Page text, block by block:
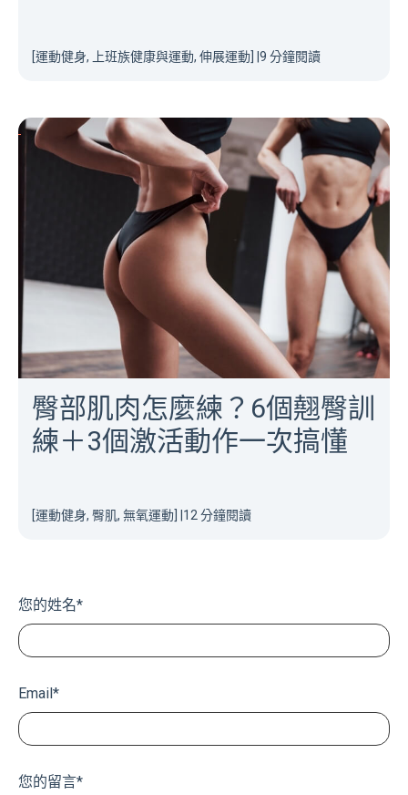
[運動健身, 上班族健康與運動, 伸展運動] 9 分鐘閱讀
臀部肌肉怎麼練？6個翹臀訓
練＋3個激活動作一次搞懂
[運動健身, 臀肌, 無氧運動] 12 分鐘閱讀
您的姓名*
Email*
您的留言*